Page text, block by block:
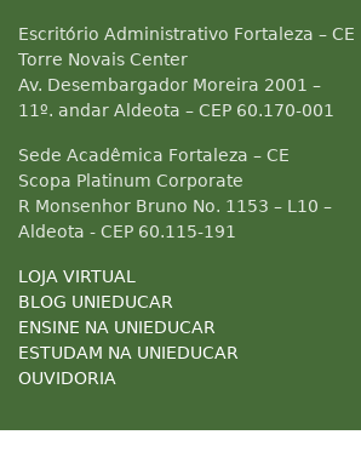
Escritório Administrativo Fortaleza – CE
Torre Novais Center
Av. Desembargador Moreira 2001 –
11º. andar Aldeota – CEP 60.170-001
Sede Acadêmica Fortaleza – CE
Scopa Platinum Corporate
R Monsenhor Bruno No. 1153 – L10 –
Aldeota - CEP 60.115-191
LOJA VIRTUAL
BLOG UNIEDUCAR
ENSINE NA UNIEDUCAR
ESTUDAM NA UNIEDUCAR
OUVIDORIA